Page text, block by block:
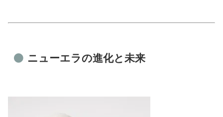
ニューエラの進化と未来